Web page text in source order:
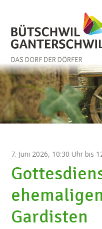
Navigieren
Gardisten
7. Juni 2026, 10:30 Uhrbis